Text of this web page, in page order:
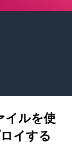
イルを使
イする